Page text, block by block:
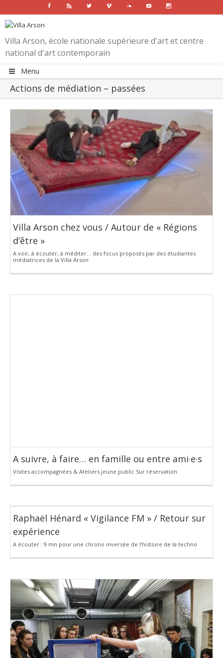
Facebook Rss Twitter Vimeo SoundcloudYoutube
Villa Arson, école nationale supérieure d'art et centre
national d'art contemporain
Menu
Actions de médiation – passées
Villa Arson chez vous / Autour de « Régions
d’être »
A voir, à écouter, à méditer… des focus proposés par des étudiantes
médiatrices de la Villa Arson
A suivre, à faire… en famille ou entre ami·e·s
Visites accompagnées & Ateliers jeune public Sur réservation
Raphaël Hénard « Vigilance FM » / Retour sur
expérience
A écouter : 9 mn pour une chrono inversée de l’histoire de la techno